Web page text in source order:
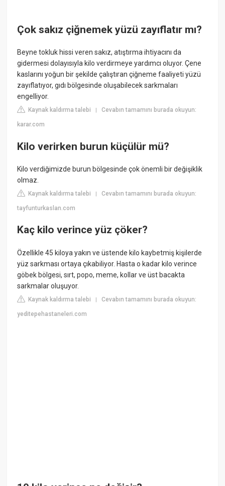
Çok sakız çiğnemek yüzü zayıflatır mı?
Beyne tokluk hissi veren sakız, atıştırma ihtiyacını da
gidermesi dolayısıyla kilo verdirmeye yardımcı oluyor. Çene
kaslarını yoğun bir şekilde çalıştıran çiğneme faaliyeti yüzü
zayıflatıyor, gıdı bölgesinde oluşabilecek sarkmaları
engelliyor.
Kaynak kaldırma talebi |Cevabın tamamını burada okuyun:
karar.com
Kilo verirken burun küçülür mü?
Kilo verdiğimizde burun bölgesinde çok önemli bir değişiklik
olmaz.
Kaynak kaldırma talebi |Cevabın tamamını burada okuyun:
tayfunturkaslan.com
Kaç kilo verince yüz çöker?
Özellikle 45 kiloya yakın ve üstende kilo kaybetmiş kişilerde
yüz sarkması ortaya çıkabiliyor. Hasta o kadar kilo verince
göbek bölgesi, sırt, popo, meme, kollar ve üst bacakta
sarkmalar oluşuyor.
Kaynak kaldırma talebi |Cevabın tamamını burada okuyun:
yeditepehastaneleri.com